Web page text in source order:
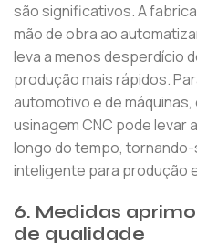
são significativos. A
mão de obra ao
leva a menos desperdício
produção mais rápidos.
automotivo e de
usinagem CNC pode levar
longo do tempo,
inteligente para produção
6. Medidas
de qualidade